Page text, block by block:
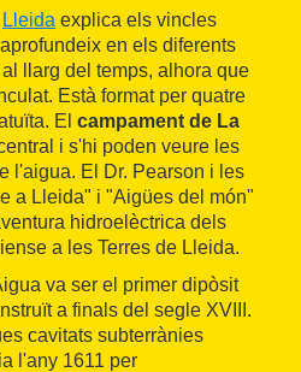
Lleida explica els vincles
en els diferents
llarg del temps, alhora que
Està format per quatre
El campament de La
i s'hi poden veure les
l'aigua. El Dr. Pearson i les
a Lleida" i "Aigües del món"
hidroelèctrica dels
a les Terres de Lleida.
va ser el primer dipòsit
a finals del segle XVIII.
cavitats subterrànies
l'any 1611 per